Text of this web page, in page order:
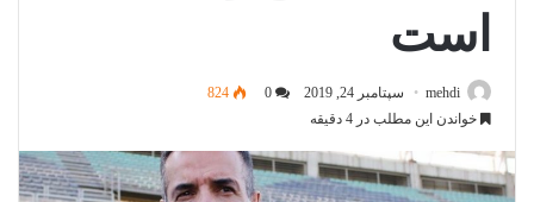
است
mehdi سپتامبر 24, 2019
824
خواندن این مطلب در 4 دقیقه